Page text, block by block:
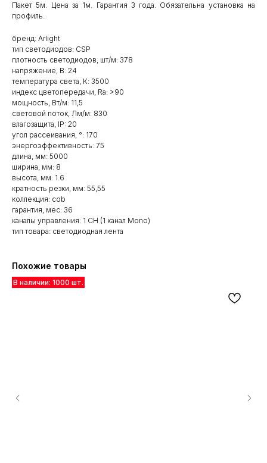
Пакет 5м. Цена за 1м. Гарантия 3 года. Обязательна установка на
профиль.
бренд: Arlight
тип светодиодов: CSP
плотность светодиодов, шт/м: 378
напряжение, В: 24
температура света, К: 3500
индекс цветопередачи, Ra: >90
мощность, Вт/м: 11,5
световой поток, Лм/м: 830
влагозащита, IP: 20
угол рассеивания, °: 170
энергоэффективность: 75
длина, мм: 5000
ширина, мм: 8
высота, мм: 1.6
кратность резки, мм: 55,55
коллекция: cob
гарантия, мес: 36
каналы управления: 1 CH (1 канал Mono)
тип товара: светодиодная лента
Похожие товары